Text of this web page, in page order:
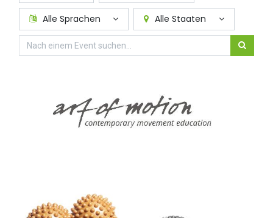
Alle Sprachen Alle Staaten